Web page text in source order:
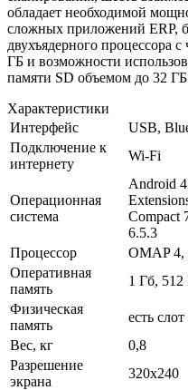
обладает необходимой
сложных приложений ERP,
двухъядерного процессора
ГБ и возможности
памяти SD объемом до 32
Характеристики
Интерфейс
USB,
Подключение к
интернету
Wi-Fi
Операционная
система
Android
Compact
6.5.3
Процессор
OMAP
Оперативная
память
1 Гб,
Физическая
память
есть
Вес, кг
0,8
Разрешение
экрана
320x240